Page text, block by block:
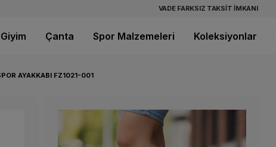
VADE FARKSIZ TAKSİT İMKANI
Giyim Çanta Spor Malzemeleri Koleksiyonlar
AYAKKABI FZ1021-001